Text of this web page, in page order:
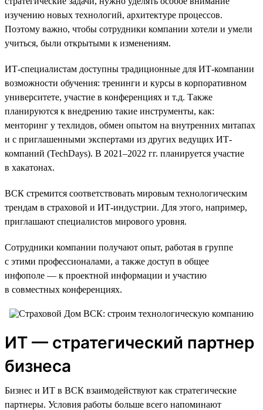
изучению новых технологий, архитектуре процессов.
Поэтому важно, чтобы сотрудники компании хотели и умели
учиться, были открытыми к изменениям.
ИТ-специалистам доступны традиционные для ИТ-компании
возможности обучения: тренинги и курсы в корпоративном
университете, участие в конференциях и т.д. Также
планируются к внедрению такие инструменты, как:
менторинг у техлидов, обмен опытом на внутренних митапах
и с приглашенными экспертами из других ведущих ИТ-
компаний (TechDays). В 2021–2022 гг. планируется участие
в хакатонах.
ВСК стремится соответствовать мировым технологическим
трендам в страховой и ИТ-индустрии. Для этого, например,
приглашают специалистов мирового уровня.
Сотрудники компании получают опыт, работая в группе
с этими профессионалами, а также доступ в общее
инфополе — к проектной информации и участию
в совместных конференциях.
ИТ — стратегический партнер
бизнеса
Бизнес и ИТ в ВСК взаимодействуют как стратегические
партнеры. Условия работы больше всего напоминают